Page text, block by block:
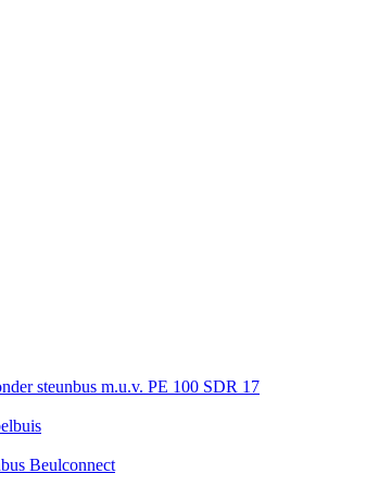
steunbus m.u.v. PE 100 SDR 17
Beulconnect